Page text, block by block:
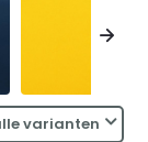
varianten